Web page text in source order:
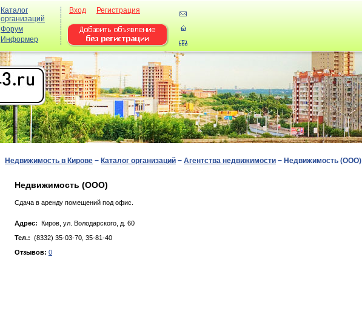
Каталог
организаций
Форум
Информер
Вход Регистрация
Недвижимость в Кирове − Каталог организаций − Агентства недвижимости − Недвижимость (ООО)
Недвижимость (ООО)
Сдача в аренду помещений под офис.
Адрес: Киров, yл. Вoлoдapcкoгo, д. 60
Тел.: (8332) 35-03-70, 35-81-40
Отзывов: 0